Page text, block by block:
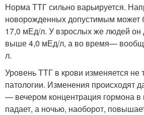
Норма ТТГ сильно варьируется.
новорожденных допустимым может
17,0 мЕд/л. У взрослых же людей он
выше 4,0 мЕд/л, а во время—
л.
Уровень ТТГ в крови изменяется не
патологии. Изменения происходят
— вечером концентрация гормона в
падает, а ночью, наоборот,